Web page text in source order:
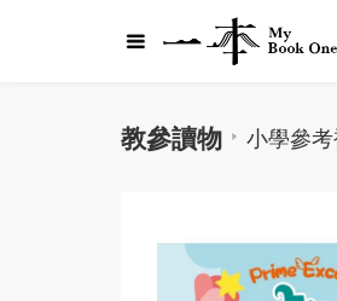
教參讀物 小學參